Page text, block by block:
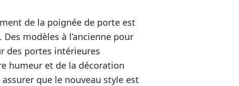
de la poignée de porte est
modèles à l’ancienne pour
des portes intérieures
humeur et de la décoration
que le nouveau style est